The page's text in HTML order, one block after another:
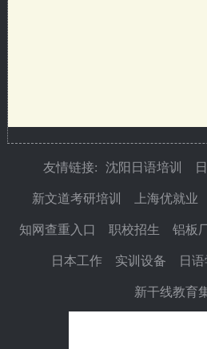
友情链接: 沈阳日语培训
新文道考研培训 上海优就业
知网查重入口 职校招生 铝板
日本工作 实训设备 日
新干线教育